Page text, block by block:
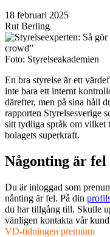
18 februari 2025
Rut Berling
Foto: Styrelseakademien
En bra styrelse är ett
inte bara ett internt
därefter, men på sina håll
rapporten Styrelsesverige
sitt tydliga språk om vilket
bolagets superkraft.
Någonting är fel
Du är inloggad som
nånting är fel. På din
du har tillgång till. Skulle
vänligen kontakta vår
VD-tidningen premium